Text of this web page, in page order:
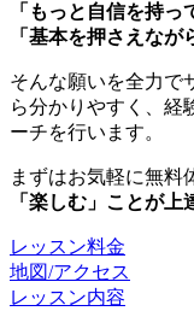
「もっと自信を持っ
「基本を押さえなが
そんな願いを全力で
ら分かりやすく、経
ーチを行います。
まずはお気軽に無料
「楽しむ」ことが上
レッスン料金
地図/アクセス
レッスン内容